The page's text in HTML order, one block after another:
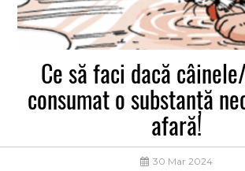
Ce să faci dacă
consumat o substanță
afară!
30 Mar 2024